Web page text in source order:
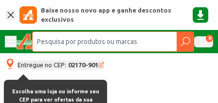
Baixe nosso novo app e ganhe descontos
exclusivos
0
Entregue no CEP: 02170-901
Escolha uma loja ou informe seu
CEP para ver ofertas da sua